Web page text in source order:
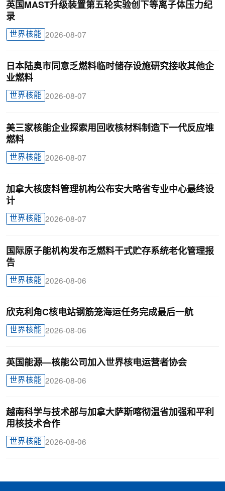
英国MAST升级装置第五轮实验创下等离子体压力纪
录
世界核能 2026-08-07
日本陆奥市同意乏燃料临时储存设施研究接收其他企
业燃料
世界核能 2026-08-07
美三家核能企业探索用回收核材料制造下一代反应堆
燃料
世界核能 2026-08-07
加拿大核废料管理机构公布安大略省专业中心最终设
计
世界核能 2026-08-07
国际原子能机构发布乏燃料干式贮存系统老化管理报
告
世界核能 2026-08-06
欣克利角C核电站钢筋笼海运任务完成最后一航
世界核能 2026-08-06
英国能源—核能公司加入世界核电运营者协会
世界核能 2026-08-06
越南科学与技术部与加拿大萨斯喀彻温省加强和平利
用核技术合作
世界核能 2026-08-06